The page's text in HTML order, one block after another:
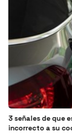
3 pasos sencillos
gasóleo en